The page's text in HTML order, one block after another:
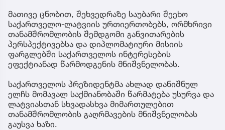
მათივე ცნობით, შეხვედრაზე საუბარი შეეხო
საქართველო-ლატვიის ურთიერთობებს, ორმხრივი
თანამშრომლობის შემდგომი განვითარების
პერსპექტივებსა და დიპლომატიური მისიის
ფარგლებში საქართველოს ინტერესების
ეფექტიანად წარმოდგენის მნიშვნელობას.
საქართველოს პრეზიდენტმა ახლად დანიშნულ
ელჩს მომავალ საქმიანობაში წარმატება უსურვა და
ლატვიასთან სხვადასხვა მიმართულებით
თანამშრომლობის გაღრმავების მნიშვნელობას
გაუსვა ხაზი.